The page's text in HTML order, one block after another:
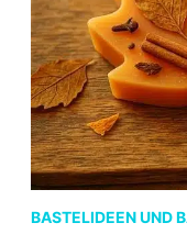
BASTELIDEEN UND